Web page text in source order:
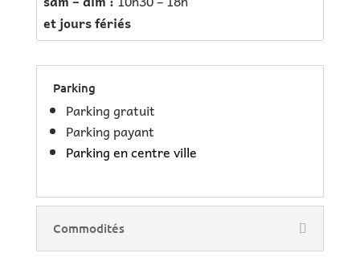
et jours fériés
Parking
Parking gratuit
Parking payant
Parking en centre ville
Commodités